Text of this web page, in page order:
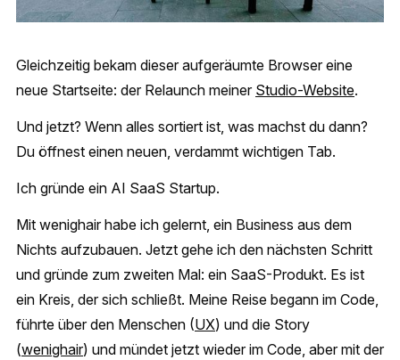
Gleichzeitig bekam dieser aufgeräumte Browser eine
neue Startseite: der Relaunch meiner Studio-Website.
Und jetzt? Wenn alles sortiert ist, was machst du dann?
Du öffnest einen neuen, verdammt wichtigen Tab.
Ich gründe ein AI SaaS Startup.
Mit wenighair habe ich gelernt, ein Business aus dem
Nichts aufzubauen. Jetzt gehe ich den nächsten Schritt
und gründe zum zweiten Mal: ein SaaS-Produkt. Es ist
ein Kreis, der sich schließt. Meine Reise begann im Code,
führte über den Menschen (UX) und die Story
(wenighair) und mündet jetzt wieder im Code, aber mit der